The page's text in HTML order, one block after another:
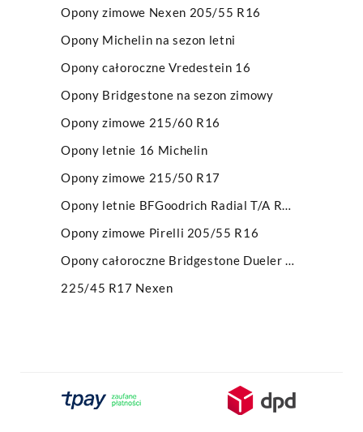
Opony zimowe Nexen 205/55 R16
Opony Michelin na sezon letni
Opony całoroczne Vredestein 16
Opony Bridgestone na sezon zimowy
Opony zimowe 215/60 R16
Opony letnie 16 Michelin
Opony zimowe 215/50 R17
Opony letnie BFGoodrich Radial T/A RWL
Opony zimowe Pirelli 205/55 R16
Opony całoroczne Bridgestone Dueler A/T 001
225/45 R17 Nexen